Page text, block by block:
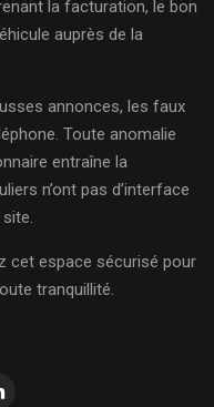
la facturation, le bon
auprès de la
annonces, les faux
Toute anomalie
entraîne la
n’ont pas d’interface
cet espace sécurisé pour
tranquillité.